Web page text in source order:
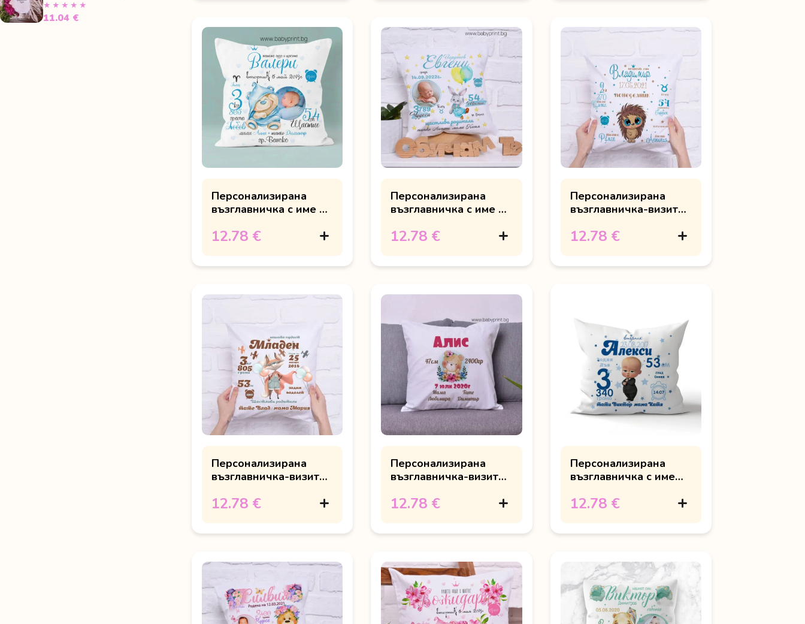
★★★★★
11.04 €
Персонализирана
възглавничка с име и
мече"
12.78 €
Персонализирана
възглавничка с име и
12.78 €
Персонализирана
възглавничка-визитка
12.78 €
Персонализирана
възглавничка-визитка
12.78 €
Персонализирана
възглавничка-визитка
12.78 €
Персонализирана
възглавничка с име
12.78 €